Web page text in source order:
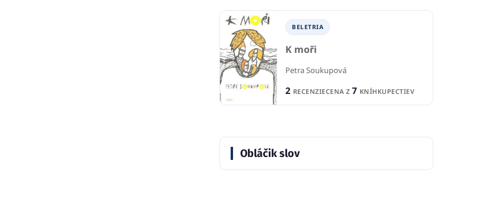
BELETRIA
K moři
Petra Soukupová
2 RECENZIECENA Z 7 KNÍHKUPECTIEV
Obláčik slov